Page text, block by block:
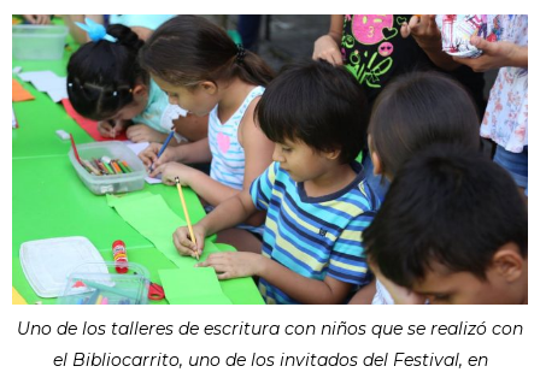
Uno de los talleres de escritura con niños que se realizó con
el Bibliocarrito, uno de los invitados del Festival, en